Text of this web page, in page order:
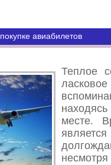
авиабилетов
Теплое
месте.